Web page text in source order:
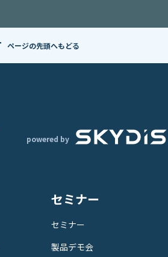
ページの先頭へもどる
powered by
セミナー
セミナー
製品デモ会